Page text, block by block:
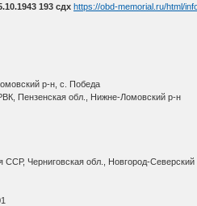
193 сдх https://obd-memorial.ru/html/
р-н, с. Победа
Пензенская обл., Нижне-Ломовский р-н
ССР, Черниговская обл., Новгород-